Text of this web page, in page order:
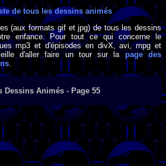
de tous les dessins animés
(aux formats gif et jpg) de tous les dessins
enfance. Pour tout ce qui concerne le
mp3 et d'épisodes en divX, avi, mpg et
d'aller faire un tour sur lapage des
.
Dessins Animés - Page 55